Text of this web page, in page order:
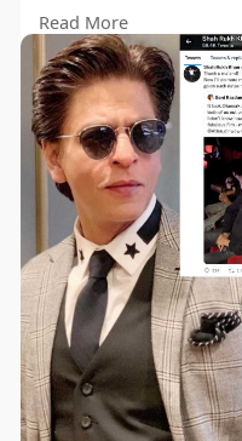
लिखा हैं "मुझे नहीं पता कि
ले जाने में शाहरुख और जवान
दिमाग चकरा गया ♥️ खुश है
के साथ और भी अद्भुत होते
आलिया के मां सोनी राजदान के
दिया हैं। रिप्लाई देते हुए
भी मेरा प्रणाम.... अब मैं
अक्सर ऐसी डेट पर जा सकें।
Read More